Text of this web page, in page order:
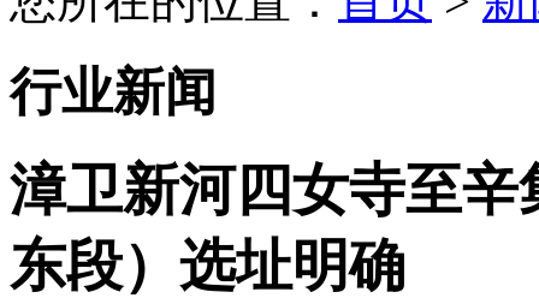
行业新闻
漳卫新河四女寺至
东段）选址明确